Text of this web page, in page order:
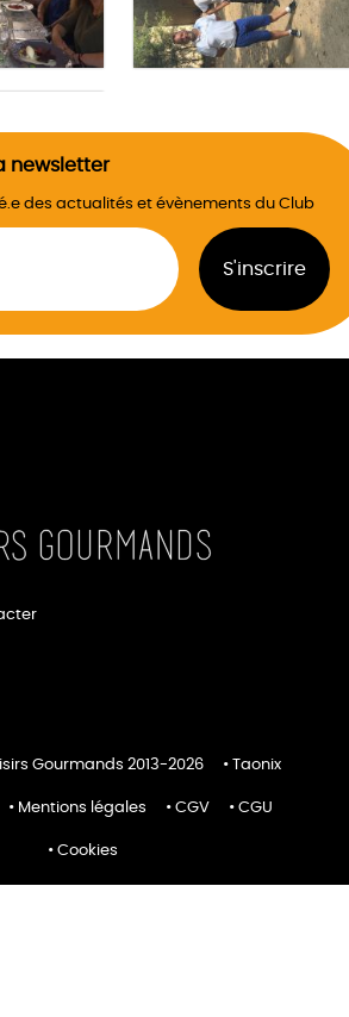
newsletter
des actualités et évènements du Club
Gourmands 2013-2026 Taonix
Mentions légales CGV CGU
Cookies